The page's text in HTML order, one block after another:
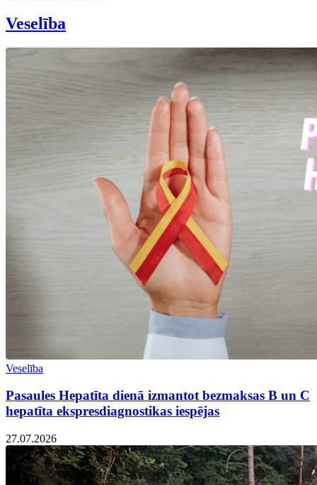
Veselība
Veselība
Pasaules Hepatīta dienā izmantot bezmaksas B un C
hepatīta ekspresdiagnostikas iespējas
27.07.2026